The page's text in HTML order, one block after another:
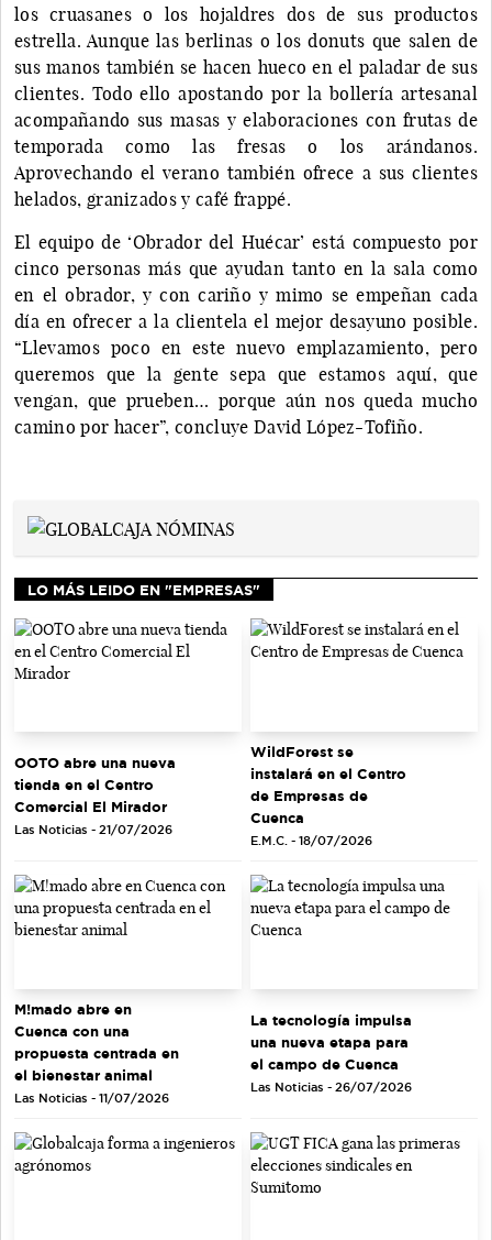
los cruasanes o los hojaldres dos de sus productos
estrella. Aunque las berlinas o los donuts que salen de
sus manos también se hacen hueco en el paladar de sus
clientes. Todo ello apostando por la bollería artesanal
acompañando sus masas y elaboraciones con frutas de
temporada como las fresas o los arándanos.
Aprovechando el verano también ofrece a sus clientes
helados, granizados y café frappé.
El equipo de ‘Obrador del Huécar’ está compuesto por
cinco personas más que ayudan tanto en la sala como
en el obrador, y con cariño y mimo se empeñan cada
día en ofrecer a la clientela el mejor desayuno posible.
“Llevamos poco en este nuevo emplazamiento, pero
queremos que la gente sepa que estamos aquí, que
vengan, que prueben… porque aún nos queda mucho
camino por hacer”, concluye David López-Tofiño.
LO MÁS LEIDO EN "EMPRESAS"
OOTO abre una nueva
tienda en el Centro
Comercial El Mirador
Las Noticias - 21/07/2026
WildForest se
instalará en el Centro
de Empresas de
Cuenca
E.M.C. - 18/07/2026
M!mado abre en
Cuenca con una
propuesta centrada en
el bienestar animal
Las Noticias - 11/07/2026
La tecnología impulsa
una nueva etapa para
el campo de Cuenca
Las Noticias - 26/07/2026